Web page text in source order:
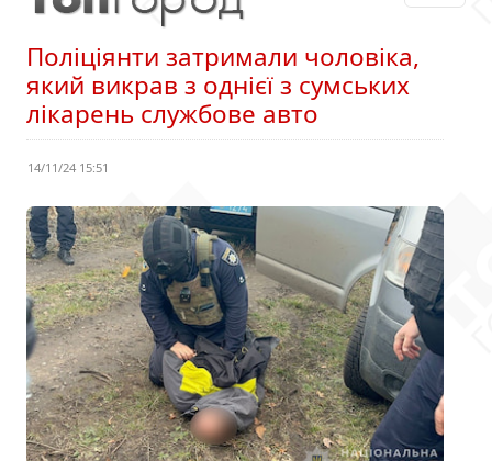
Поліціянти затримали чоловіка,
який викрав з однієї з сумських
лікарень службове авто
14/11/24 15:51